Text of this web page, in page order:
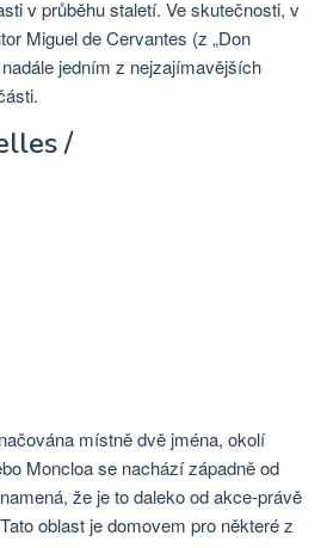
v průběhu staletí. Ve skutečnosti, v
Miguel de Cervantes (z „Don
jedním z nejzajímavějších
/
místně dvě jména, okolí
Moncloa se nachází západně od
že je to daleko od akce-právě
oblast je domovem pro některé z